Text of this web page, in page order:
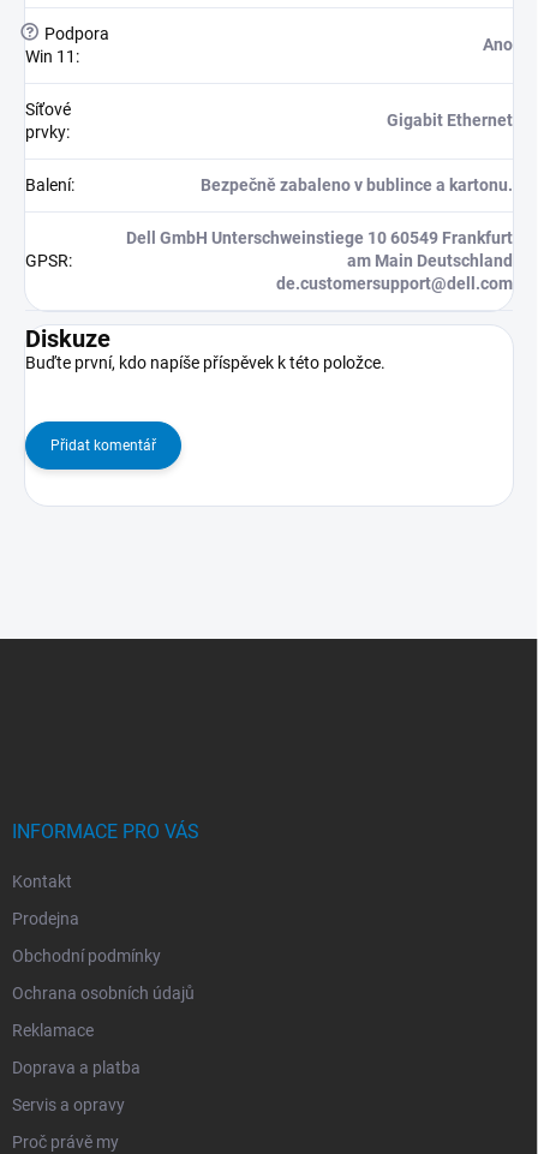
?
Podpora
Win 11 :
Ano
Síťové
prvky:
Gigabit Ethernet
Balení: Bezpečně zabaleno v bublince a kartonu.
GPSR:
Dell GmbH Unterschweinstiege 10 60549 Frankfurt
am Main Deutschland
de.customersupport@dell.com
Diskuze
Buďte první, kdo napíše příspěvek k této položce.
Přidat komentář
INFORMACE PRO VÁS
Kontakt
Prodejna
Obchodní podmínky
Ochrana osobních údajů
Reklamace
Doprava a platba
Servis a opravy
Proč právě my